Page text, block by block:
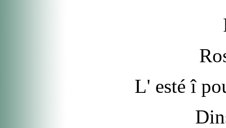
L' esté î